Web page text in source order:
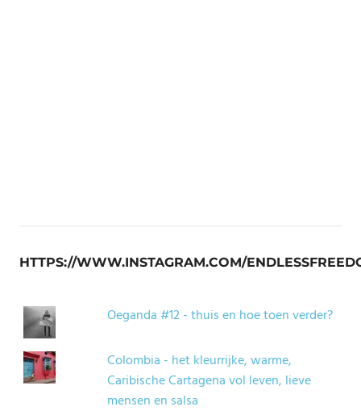
HTTPS://WWW.INSTAGRAM.COM/
Oeganda #12 - thuis en hoe toen verder?
Colombia - het kleurrijke, warme,
Caribische Cartagena vol leven, lieve
mensen en salsa